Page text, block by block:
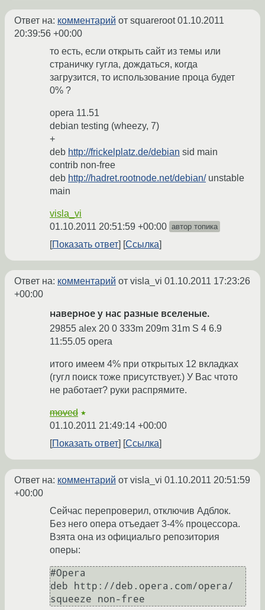
Ответ на: комментарий от squareroot01.10.2011
20:39:56 +00:00
то есть, если открыть сайт из темы или
страничку гугла, дождаться, когда
загрузится, то использование проца будет
0% ?
opera 11.51
debian testing (wheezy, 7)
+
deb http://frickelplatz.de/debian sid main
contrib non-free
deb http://hadret.rootnode.net/debian/unstable
main
visla_vi
01.10.2011 20:51:59 +00:00 автор топика
Показать ответ Ссылка
Ответ на: комментарий от visla_vi 01.10.2011 17:23:26
+00:00
наверное у нас разные вселеные.
29855 alex 20 0 333m 209m 31m S 4 6.9
11:55.05 opera
итого имеем 4% при открытых 12 вкладках
(гугл поиск тоже присутствует.) У Вас чтото
не работает? руки распрямите.
moved ★
01.10.2011 21:49:14 +00:00
Показать ответ
Ссылка
Ответ на: комментарий от visla_vi 01.10.2011 20:51:59
+00:00
Сейчас перепроверил, отключив Адблок.
Без него опера отъедает 3-4% процессора.
Взята она из официальго репозитория
оперы:
#Opera
deb http://deb.opera.com/opera/